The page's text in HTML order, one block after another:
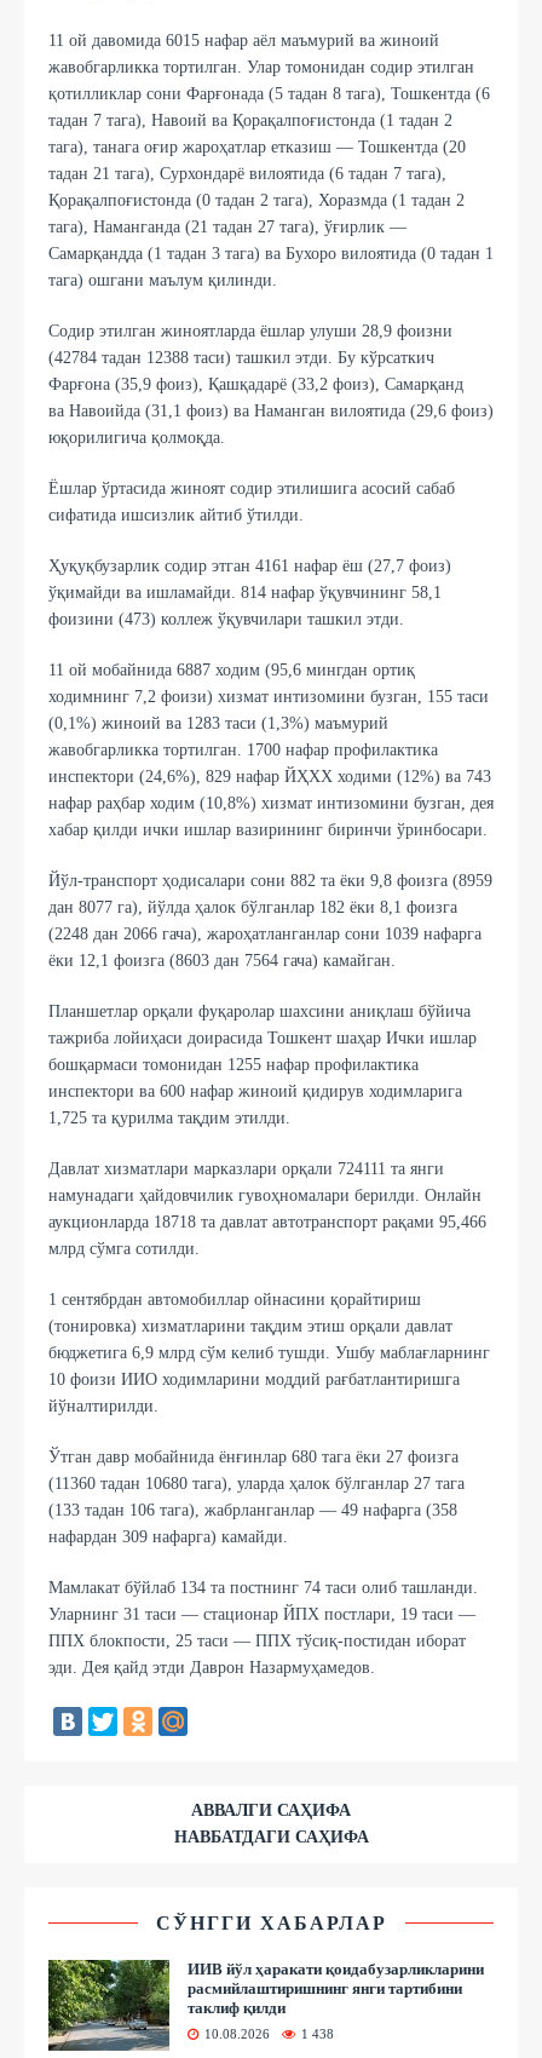
11 ой давомида 6015 нафар аёл маъмурий ва жиноий
жавобгарликка тортилган. Улар томонидан содир этилган
қотилликлар сони Фарғонада (5 тадан 8 тага), Тошкентда (6
тадан 7 тага), Навоий ва Қорақалпоғистонда (1 тадан 2
тага), танага оғир жароҳатлар етказиш — Тошкентда (20
тадан 21 тага), Сурхондарё вилоятида (6 тадан 7 тага),
Қорақалпоғистонда (0 тадан 2 тага), Хоразмда (1 тадан 2
тага), Наманганда (21 тадан 27 тага), ўғирлик —
Самарқандда (1 тадан 3 тага) ва Бухоро вилоятида (0 тадан 1
тага) ошгани маълум қилинди.
Содир этилган жиноятларда ёшлар улуши 28,9 фоизни
(42784 тадан 12388 таси) ташкил этди. Бу кўрсаткич
Фарғона (35,9 фоиз), Қашқадарё (33,2 фоиз), Самарқанд
ва Навоийда (31,1 фоиз) ва Наманган вилоятида (29,6 фоиз)
юқорилигича қолмоқда.
Ёшлар ўртасида жиноят содир этилишига асосий сабаб
сифатида ишсизлик айтиб ўтилди.
Ҳуқуқбузарлик содир этган 4161 нафар ёш (27,7 фоиз)
ўқимайди ва ишламайди. 814 нафар ўқувчининг 58,1
фоизини (473) коллеж ўқувчилари ташкил этди.
11 ой мобайнида 6887 ходим (95,6 мингдан ортиқ
ходимнинг 7,2 фоизи) хизмат интизомини бузган, 155 таси
(0,1%) жиноий ва 1283 таси (1,3%) маъмурий
жавобгарликка тортилган. 1700 нафар профилактика
инспектори (24,6%), 829 нафар ЙҲХХ ходими (12%) ва 743
нафар раҳбар ходим (10,8%) хизмат интизомини бузган, дея
хабар қилди ички ишлар вазирининг биринчи ўринбосари.
Йўл-транспорт ҳодисалари сони 882 та ёки 9,8 фоизга (8959
дан 8077 га), йўлда ҳалок бўлганлар 182 ёки 8,1 фоизга
(2248 дан 2066 гача), жароҳатланганлар сони 1039 нафарга
ёки 12,1 фоизга (8603 дан 7564 гача) камайган.
Планшетлар орқали фуқаролар шахсини аниқлаш бўйича
тажриба лойиҳаси доирасида Тошкент шаҳар Ички ишлар
бошқармаси томонидан 1255 нафар профилактика
инспектори ва 600 нафар жиноий қидирув ходимларига
1,725 та қурилма тақдим этилди.
Давлат хизматлари марказлари орқали 724111 та янги
намунадаги ҳайдовчилик гувоҳномалари берилди. Онлайн
аукционларда 18718 та давлат автотранспорт рақами 95,466
млрд сўмга сотилди.
1 сентябрдан автомобиллар ойнасини қорайтириш
(тонировка) хизматларини тақдим этиш орқали давлат
бюджетига 6,9 млрд сўм келиб тушди. Ушбу маблағларнинг
10 фоизи ИИО ходимларини моддий рағбатлантиришга
йўналтирилди.
Ўтган давр мобайнида ёнғинлар 680 тага ёки 27 фоизга
(11360 тадан 10680 тага), уларда ҳалок бўлганлар 27 тага
(133 тадан 106 тага), жабрланганлар — 49 нафарга (358
нафардан 309 нафарга) камайди.
Мамлакат бўйлаб 134 та постнинг 74 таси олиб ташланди.
Уларнинг 31 таси — стационар ЙПХ постлари, 19 таси —
ППХ блокпости, 25 таси — ППХ тўсиқ-постидан иборат
эди. Дея қайд этди Даврон Назармуҳамедов.
АВВАЛГИ САҲИФА
НАВБАТДАГИ САҲИФА
СЎНГГИ ХАБАРЛАР
ИИВ йўл ҳаракати қоидабузарликларини
расмийлаштиришнинг янги тартибини
таклиф қилди
10.08.2026 1 438